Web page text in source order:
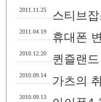
2011.11.25 스티브
2011.04.19 휴대폰
2010.12.20 퀸즐랜
2010.09.14 가츠의
2010.09.13